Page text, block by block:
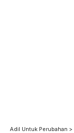
Adil Untuk Perubahan >